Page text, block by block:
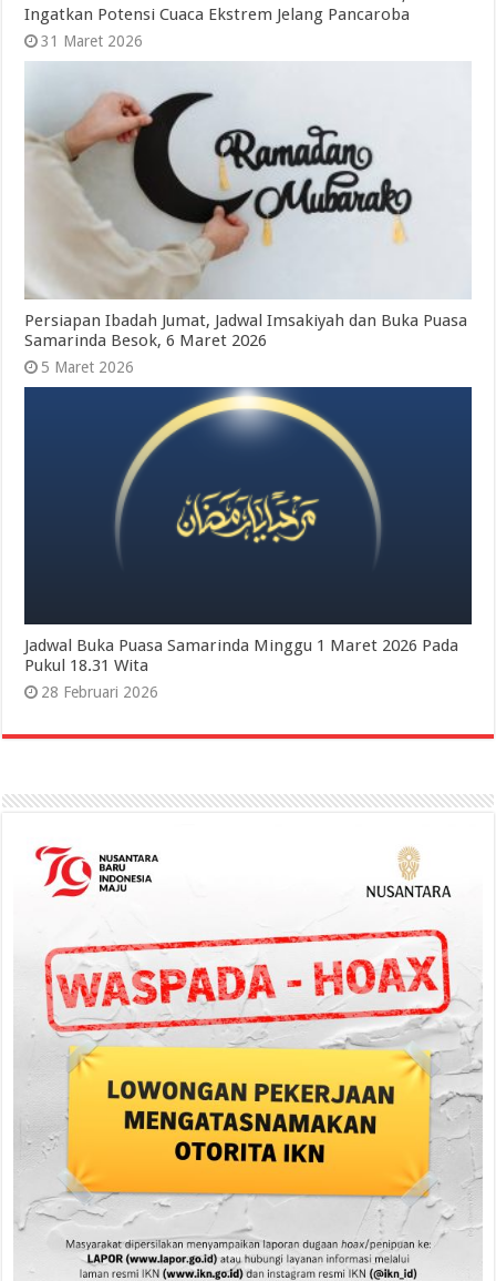
Ingatkan Potensi Cuaca Ekstrem Jelang Pancaroba
31 Maret 2026
Persiapan Ibadah Jumat, Jadwal Imsakiyah dan Buka Puasa
Samarinda Besok, 6 Maret 2026
5 Maret 2026
Jadwal Buka Puasa Samarinda Minggu 1 Maret 2026 Pada
Pukul 18.31 Wita
28 Februari 2026